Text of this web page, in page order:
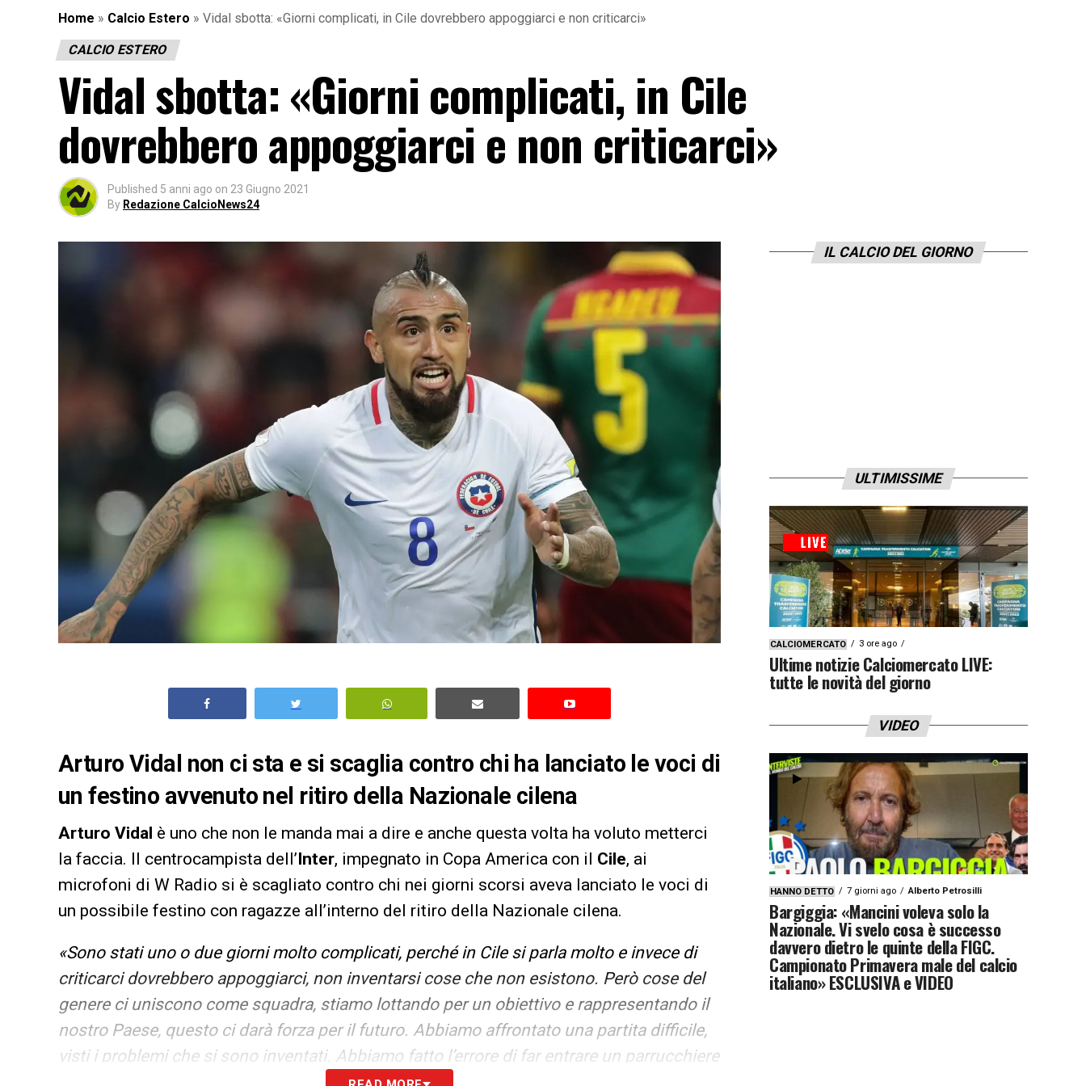
Home » Calcio Estero » Vidal sbotta: «Giorni complicati, in Cile dovrebbero appoggiarci e non criticarci»
CALCIO ESTERO
Vidal sbotta: «Giorni complicati, in Cile
dovrebbero appoggiarci e non criticarci»
Published 5 anni ago on 23 Giugno 2021
By Redazione CalcioNews24
Arturo Vidal non ci sta e si scaglia contro chi ha lanciato le voci di
un festino avvenuto nel ritiro della Nazionale cilena
Arturo Vidal è uno che non le manda mai a dire e anche questa volta ha voluto metterci
la faccia. Il centrocampista dell’Inter, impegnato in Copa America con il Cile, ai
microfoni di W Radio si è scagliato contro chi nei giorni scorsi aveva lanciato le voci di
un possibile festino con ragazze all’interno del ritiro della Nazionale cilena.
«Sono stati uno o due giorni molto complicati, perché in Cile si parla molto e invece di
criticarci dovrebbero appoggiarci, non inventarsi cose che non esistono. Però cose del
genere ci uniscono come squadra, stiamo lottando per un obiettivo e rappresentando il
nostro Paese, questo ci darà forza per il futuro. Abbiamo affrontato una partita difficile,
visti i problemi che si sono inventati. Abbiamo fatto l’errore di far entrare un parrucchiere
e speriamo che adesso si parli soltanto di calcio».
IL CALCIO DEL GIORNO
ULTIMISSIME
CALCIOMERCATO 3 ore ago
Ultime notizie Calciomercato LIVE:
tutte le novità del giorno
VIDEO
HANNO DETTO 7 giorni ago Alberto Petrosilli
Bargiggia: «Mancini voleva solo la
Nazionale. Vi svelo cosa è successo
davvero dietro le quinte della FIGC.
Campionato Primavera male del calcio
italiano» ESCLUSIVA e VIDEO